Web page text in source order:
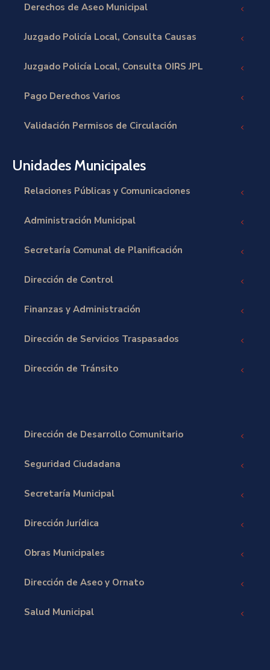
Derechos de Aseo Municipal
Juzgado Policía Local, Consulta Causas
Juzgado Policía Local, Consulta OIRS JPL
Pago Derechos Varios
Validación Permisos de Circulación
Unidades Municipales
Relaciones Públicas y Comunicaciones
Administración Municipal
Secretaría Comunal de Planificación
Dirección de Control
Finanzas y Administración
Dirección de Servicios Traspasados
Dirección de Tránsito
Dirección de Desarrollo Comunitario
Seguridad Ciudadana
Secretaría Municipal
Dirección Jurídica
Obras Municipales
Dirección de Aseo y Ornato
Salud Municipal